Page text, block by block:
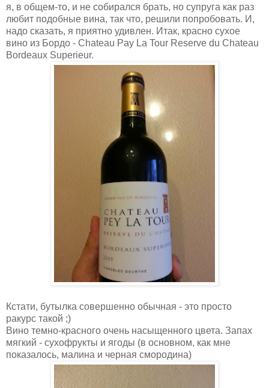
я, в общем-то, и не собирался брать, но супруга как раз
любит подобные вина, так что, решили попробовать. И,
надо сказать, я приятно удивлен. Итак, красно сухое
вино из Бордо - Chateau Pay La Tour Reserve du Chateau
Bordeaux Superieur.
Кстати, бутылка совершенно обычная - это просто
ракурс такой ;)
Вино темно-красного очень насыщенного цвета. Запах
мягкий - сухофрукты и ягоды (в основном, как мне
показалось, малина и черная смородина)